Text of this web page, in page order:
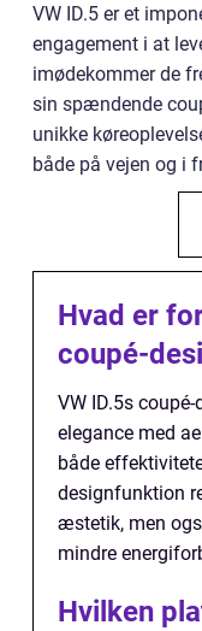
VW ID.5 er et
engagement i at
imødekommer de
sin spændende
unikke
både på vejen og i
Hvad er
coupé-
VW ID.5s
elegance med
både
designfunktion
æstetik, men
mindre
Hvilken